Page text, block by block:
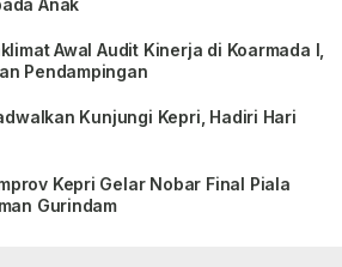
Awal Audit Kinerja di Koarmada I,
Pendampingan
Kunjungi Kepri, Hadiri Hari
Kepri Gelar Nobar Final Piala
Gurindam